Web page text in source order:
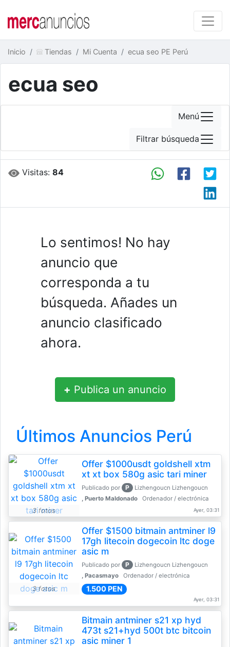
Inicio Tiendas Mi Cuenta ecua seo PE Perú
ecua seo
Visitas:84
Lo sentimos! No hay
anuncio que
corresponda a tu
búsqueda. Añades un
anuncio clasificado
ahora.
+ Publica un anuncio
Últimos Anuncios Perú
3 fotos
Offer $1000usdt goldshell xtm
xt xt box 580g asic tari miner
Publicado por P
Lizhengoucn Lizhengoucn
, Puerto Maldonado
Ordenador / electrónica
Ayer, 03:31
3 fotos
Offer $1500 bitmain antminer l9
17gh litecoin dogecoin ltc doge
asic m
Publicado por P
Lizhengoucn Lizhengoucn
, Pacasmayo
Ordenador / electrónica
1.500 PEN
Ayer, 03:31
Bitmain antminer s21 xp hyd
473t s21+hyd 500t btc bitcoin
asic miner 1
Menú
Filtrar búsqueda